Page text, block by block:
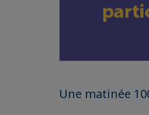
Une matinée